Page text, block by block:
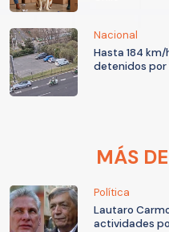
Nacional
Hasta 184
detenidos
MÁS
Política
Lautaro
actividades